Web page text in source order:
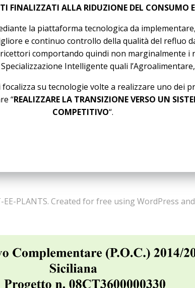
FINALIZZATI ALLA RIDUZIONE DEL CONSUMO
la piattaforma tecnologica da
e continuo controllo della qualità del refluo
comportando quindi non marginalmente
Intelligente quali
su tecnologie volte a realizzare uno dei
“REALIZZARE LA TRANSIZIONE VERSO UN
COMPETITIVO“.
EE-PLANTS. Created for free using WordPress and